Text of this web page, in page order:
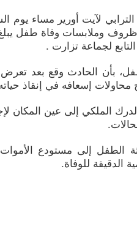
لآيت أورير مساء يوم
لجماعة تزارت .
بأن الحادث وقع بعد
إسعافه في إنقاذ
الملكي إلى عين المكان
الطفل إلى مستودع
الدقيقة للوفاة.